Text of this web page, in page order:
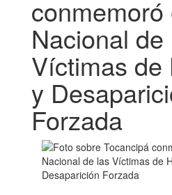
Nacional de
Víctimas de
y
Forzada